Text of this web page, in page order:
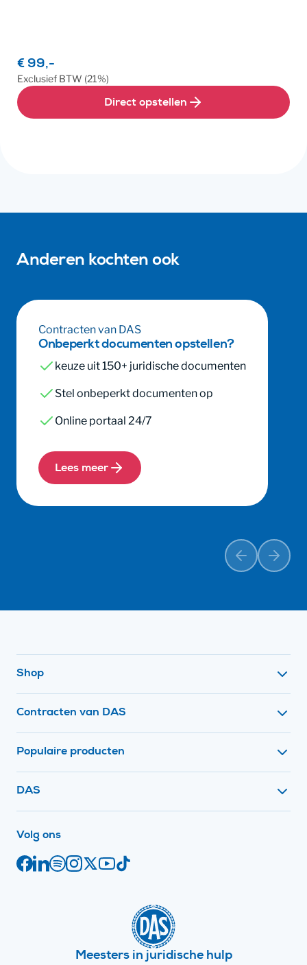
€ 99,-
Exclusief BTW (21%)
Direct opstellen
Anderen kochten ook
Contracten van DAS
Onbeperkt documenten opstellen?
keuze uit 150+ juridische documenten
Stel onbeperkt documenten op
Online portaal 24/7
Lees meer
Vorige
Shop
Contracten van DAS
Populaire producten
Contact met
DAS
Volg ons
op social media
Meesters in juridische hulp